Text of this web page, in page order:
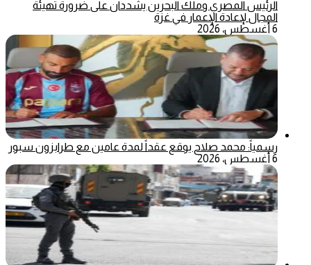
الرئيس المصري وملك البحرين يشددان على ضرورة تهيئة
المجال لإعادة الإعمار في غزة
6 أغسطس، 2026
رسمياً: محمد صلاح يوقع عقداً لمدة عامين مع طرابزون سبور
6 أغسطس، 2026